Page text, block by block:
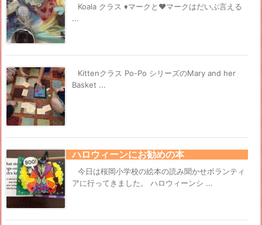
Koala クラス ♦マークと♥マークはだいぶ言える
...
Kittenクラス Po-Po シリーズのMary and her
Basket ...
ハロウィーンにお勧めの本
今日は桜岡小学校の絵本の読み聞かせボランティ
アに行ってきました。 ハロウィーンシ ...